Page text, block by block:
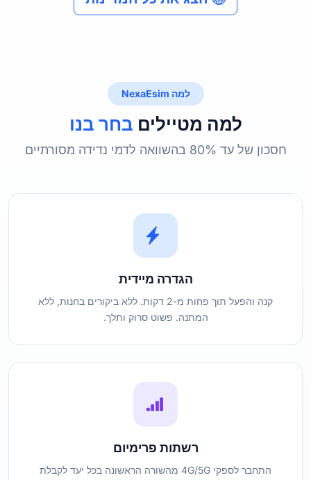
למה NexaEsim
למה מטיילים בחר בנו
חסכון של עד 80% בהשוואה לדמי נדידה מסורתיים
הגדרה מיידית
קנה והפעל תוך פחות מ-2 דקות. ללא ביקורים בחנות, ללא
המתנה. פשוט סרוק ותלך.
רשתות פרימיום
התחבר לספקי 4G/5G מהשורה הראשונה בכל יעד לקבלת